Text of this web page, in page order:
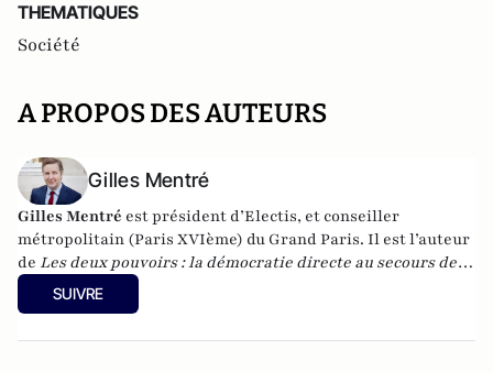
THEMATIQUES
Société
A PROPOS DES AUTEURS
Gilles Mentré
Gilles Mentré est président d’Electis, et conseiller
métropolitain (Paris XVIème) du Grand Paris. Il est l’auteur
de Les deux pouvoirs : la démocratie directe au secours de la
démocratie représentative
de
Démocratie – Rendons le vote aux citoyens
SUIVRE